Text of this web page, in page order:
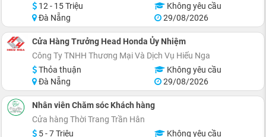
12 - 15 Triệu
Không yêu cầu
Đà Nẵng
29/08/2026
Cửa Hàng Trưởng Head Honda Ủy Nhiệm
Công Ty TNHH Thương Mại Và Dịch Vụ Hiếu Nga
Thỏa thuận
Không yêu cầu
Đà Nẵng
29/08/2026
Nhân viên Chăm sóc Khách hàng
Cửa hàng Thời Trang Trần Hân
5 - 7 Triệu
Không yêu cầu